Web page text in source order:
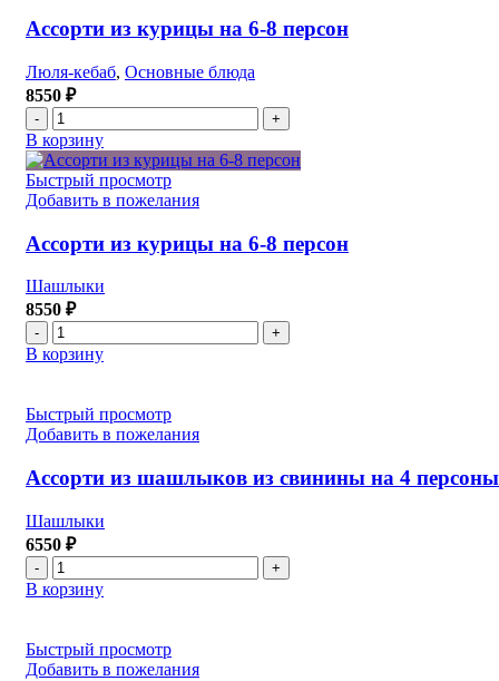
Ассорти из курицы на 6-8 персон
Люля-кебаб, Основные блюда
8550 ₽
Количество
товара
Ассорти
из
курицы
8
В корзину
Быстрый просмотр
Добавить в пожелания
Ассорти из курицы на 6-8 персон
Шашлыки
8550 ₽
Количество
товара
Ассорти
курицы
на
персон
В корзину
Быстрый просмотр
Добавить в пожелания
Ассорти из шашлыков из свинины на 4 персоны
Шашлыки
6550 ₽
Количество
товара
Ассорти
шашлыков
из
В корзину
Быстрый просмотр
Добавить в пожелания